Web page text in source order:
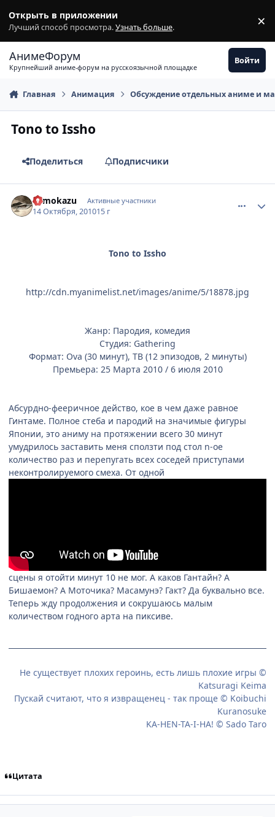
Открыть в приложении
Лучший способ просмотра.Узнать больше. ×
АнимеФорум
Крупнейший аниме-форум на русскоязычной площадке
Войти
Главная Анимация Обсуждение отдельных аниме и
Tono to Issho
Поделиться Подписчики
Tomokazu Активные участники
14 Октября, 201015 г
Tono to Issho
http://cdn.myanimelist.net/images/anime/5/18878.jpg
Жанр: Пародия, комедия
Студия: Gathering
Формат: Ova (30 минут), ТВ (12 эпизодов, 2 минуты)
Премьера: 25 Марта 2010 / 6 июля 2010
Абсурдно-фееричное действо, кое в чем даже равное
Гинтаме. Полное стеба и пародий на значимые фигуры
Японии, это аниму на протяжении всего 30 минут
умудрилось заставить меня сползти под стол n-oе
количество раз и перепугать всех соседей приступами
неконтролируемого смеха. От одной
сцены я отойти минут 10 не мог. А каков Гантайн? А
Бишаемон? А Моточика? Масамунэ? Гакт? Да буквально все.
Теперь жду продолжения и сокрушаюсь малым
количеством годного арта на пиксиве.
Не существует плохих героинь, есть лишь плохие игры ©
Katsuragi Keima
Пускай считают, что я извращенец - так проще © Koibuchi
Kuranosuke
KA-HEN-TA-I-HA! © Sado Taro
Цитата